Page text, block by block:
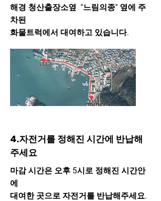
해경 청산출장소옆 "느림의종" 옆에 주
차된
화물트럭에서 대여하고 있습니다.
4.자전거를 정해진 시간에 반납해
주세요
​마감 시간은 오후 5시로 정해진 시간안
에
대여한 곳으로 자전거를 반납해주세요.